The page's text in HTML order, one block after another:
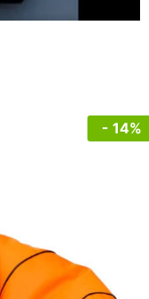
- 14%